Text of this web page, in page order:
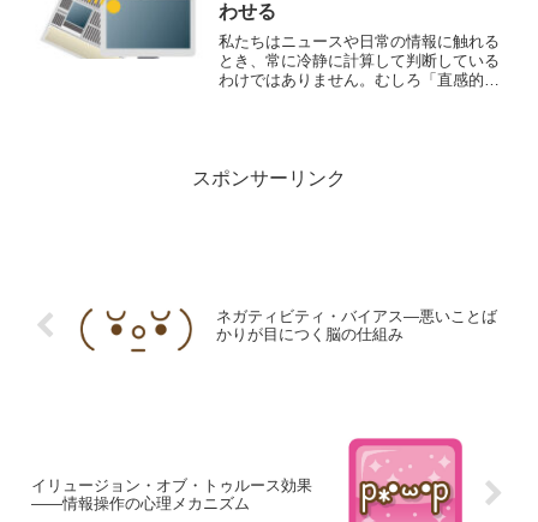
わせる
私たちはニュースや日常の情報に触れる
とき、常に冷静に計算して判断している
わけではありません。むしろ「直感的に
スポンサーリンク
ネガティビティ・バイアス―悪いことば
かりが目につく脳の仕組み
イリュージョン・オブ・トゥルース効果
――情報操作の心理メカニズム